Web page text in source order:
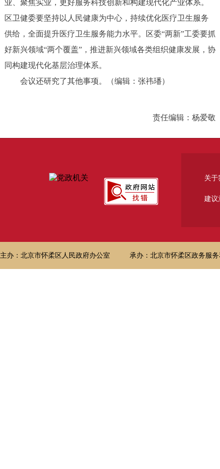
业、聚焦实业，更好服务科技创新和构建现代化产业体系。
区卫健委要坚持以人民健康为中心，持续优化医疗卫生服务
供给，全面提升医疗卫生服务能力水平。区委“两新”工委要抓
好新兴领域“两个覆盖”，推进新兴领域各类组织健康发展，协
同构建现代化基层治理体系。
会议还研究了其他事项。（编辑：张祎璠）
责任编辑：杨爱敬
关于
建议
主办：北京市怀柔区人民政府办公室 承办：北京市怀柔区政务服